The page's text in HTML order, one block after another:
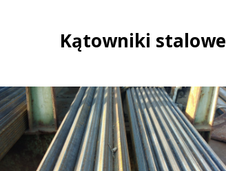
Kątowniki stalowe